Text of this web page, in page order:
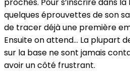
proches. Pour s’inscrire dans
quelques éprouvettes de son
de tracer déjà une première
Ensuite on attend… La plupart
sur la base ne sont jamais
avoir un côté frustrant.